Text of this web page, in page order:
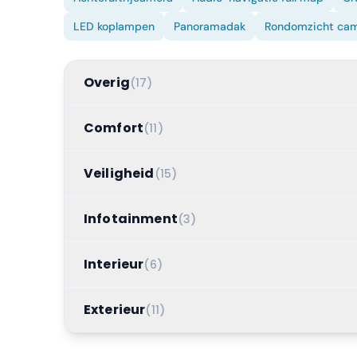
LED koplampen
Panoramadak Rondomzicht
Overig(17)
Comfort(11 )
Veiligheid (15)
Infotainment(3)
Interieur(6)
Exterieur(11)